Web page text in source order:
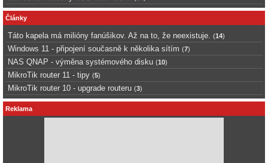
Články
Táto kapela má milióny fanúšikov. Až na to, že neexistuje. (14)
Windows 11 - připojení současně k několika sítím (7)
NAS QNAP - výměna systémového disku (10)
MikroTik router 11 - tipy (5)
MikroTik router 10 - upgrade routeru (3)
Reklama